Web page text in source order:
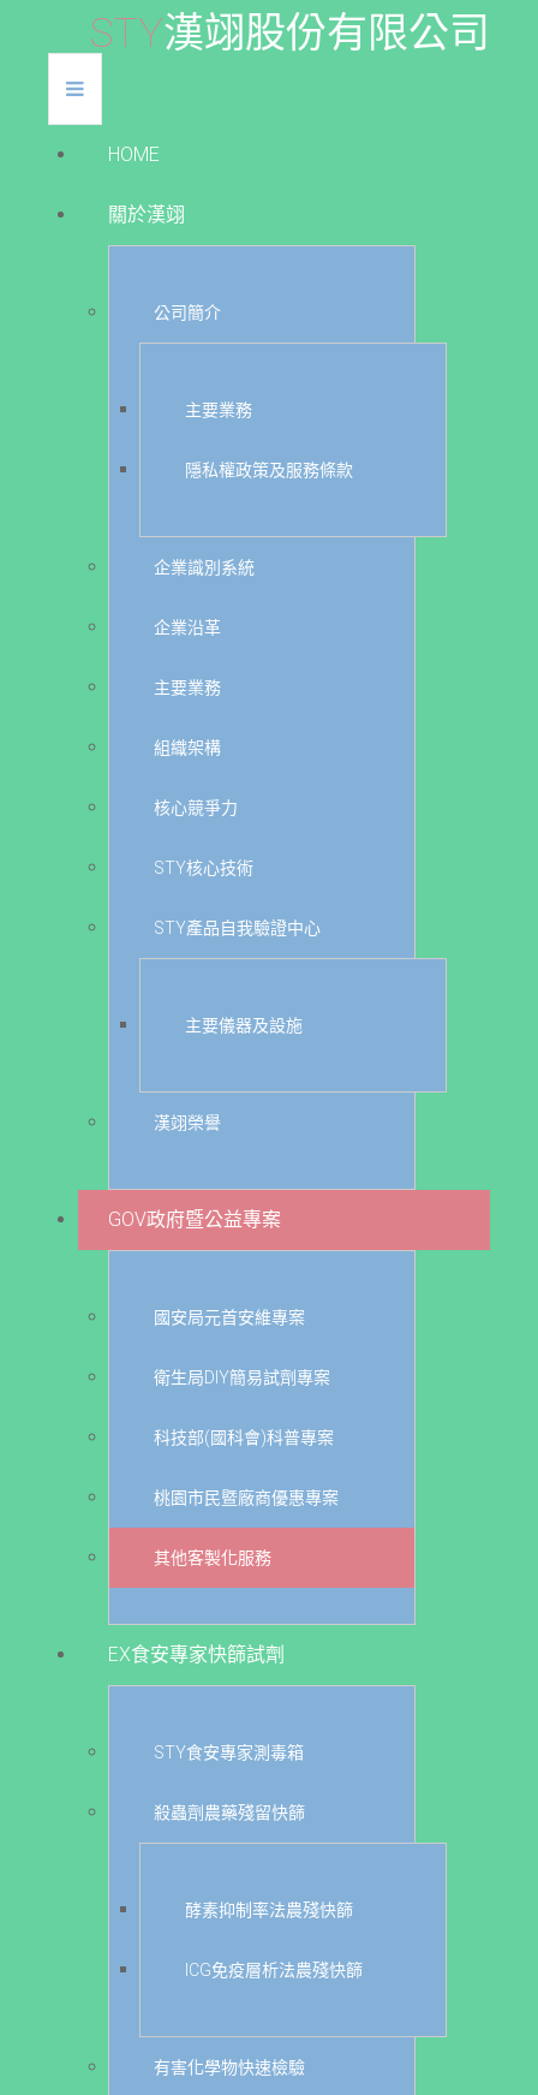
STY漢翊股份有限公司
HOME
關於漢翊
公司簡介
主要業務
隱私權政策及服務條款
企業識別系統
企業沿革
主要業務
組織架構
核心競爭力
STY核心技術
STY產品自我驗證中心
主要儀器及設施
漢翊榮譽
GOV政府暨公益專案
國安局元首安維專案
衛生局DIY簡易試劑專案
科技部(國科會)科普專案
桃園市民暨廠商優惠專案
其他客製化服務
EX食安專家快篩試劑
STY食安專家測毒箱
殺蟲劑農藥殘留快篩
酵素抑制率法農殘快篩
ICG免疫層析法農殘快篩
有害化學物快速檢驗